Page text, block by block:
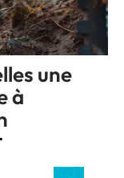
une
à